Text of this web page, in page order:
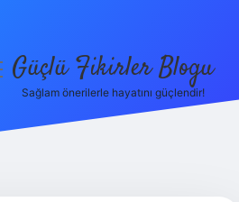
Güçlü Fikirler Blogu
Sağlam önerilerle hayatını güçlendir!